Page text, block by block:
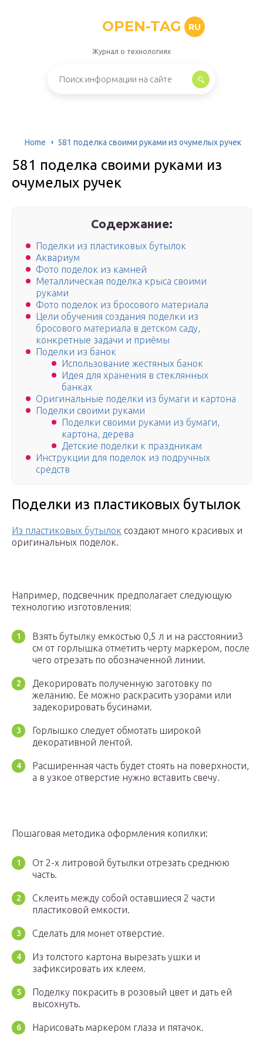
OPEN-TAG RU
Журнал о технологиях
Home 581 поделка своими руками из очумелых ручек
581 поделка своими руками из
очумелых ручек
Содержание:
Поделки из пластиковых бутылок
Аквариум
Фото поделок из камней
Металлическая поделка крыса своими
руками
Фото поделок из бросового материала
Цели обучения создания поделки из
бросового материала в детском саду,
конкретные задачи и приёмы
Поделки из банок
Использование жестяных банок
Идея для хранения в стеклянных
банках
Оригинальные поделки из бумаги и картона
Поделки своими руками
Поделки своими руками из бумаги,
картона, дерева
Детские поделки к праздникам
Инструкции для поделок из подручных
средств
Поделки из пластиковых бутылок
Из пластиковых бутылок создают много красивых и
оригинальных поделок.
Например, подсвечник предполагает следующую
технологию изготовления:
Взять бутылку емкостью 0,5 л и на расстоянии3
см от горлышка отметить черту маркером, после
чего отрезать по обозначенной линии.
Декорировать полученную заготовку по
желанию. Ее можно раскрасить узорами или
задекорировать бусинами.
Горлышко следует обмотать широкой
декоративной лентой.
Расширенная часть будет стоять на поверхности,
а в узкое отверстие нужно вставить свечу.
Пошаговая методика оформления копилки:
От 2-х литровой бутылки отрезать среднюю
часть.
Склеить между собой оставшиеся 2 части
пластиковой емкости.
Сделать для монет отверстие.
Из толстого картона вырезать ушки и
зафиксировать их клеем.
Поделку покрасить в розовый цвет и дать ей
высохнуть.
Нарисовать маркером глаза и пятачок.